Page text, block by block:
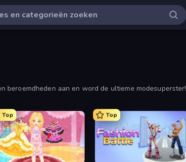
aan en word de ultieme modesuperster!
Top Top